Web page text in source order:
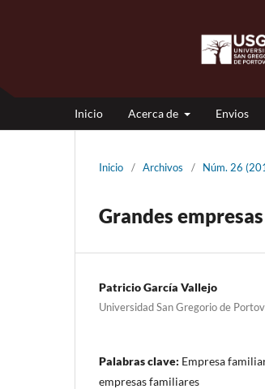
Inicio Acerca de Envios
Inicio / Archivos / Núm. 26
Grandes
Patricio García Vallejo
Universidad San Gregorio de
Palabras clave: Empresa
empresas familiares